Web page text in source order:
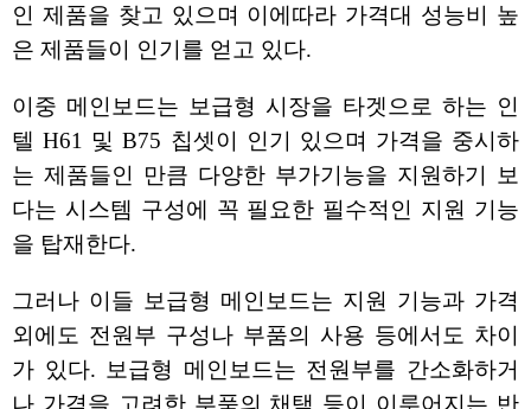
인 제품을 찾고 있으며 이에따라 가격대 성능비 높
은 제품들이 인기를 얻고 있다.
이중 메인보드는 보급형 시장을 타겟으로 하는 인
텔 H61 및 B75 칩셋이 인기 있으며 가격을 중시하
는 제품들인 만큼 다양한 부가기능을 지원하기 보
다는 시스템 구성에 꼭 필요한 필수적인 지원 기능
을 탑재한다.
그러나 이들 보급형 메인보드는 지원 기능과 가격
외에도 전원부 구성나 부품의 사용 등에서도 차이
가 있다. 보급형 메인보드는 전원부를 간소화하거
나 가격을 고려한 부품의 채택 등이 이루어지는 반